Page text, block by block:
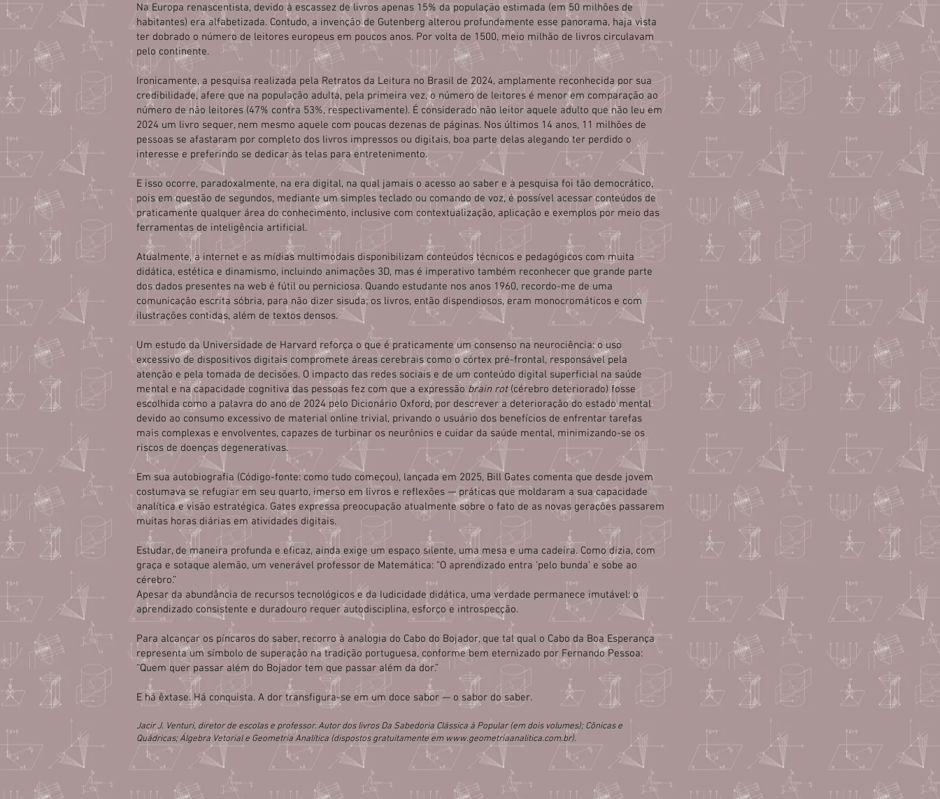
Na Europa renascentista, devido à escassez de livros apenas 15% da população estimada (em 50 milhões de
habitantes) era alfabetizada. Contudo, a invenção de Gutenberg alterou profundamente esse panorama, haja vista
ter dobrado o número de leitores europeus em poucos anos. Por volta de 1500, meio milhão de livros circulavam
pelo continente.
Ironicamente, a pesquisa realizada pela Retratos da Leitura no Brasil de 2024, amplamente reconhecida por sua
credibilidade, afere que na população adulta, pela primeira vez, o número de leitores é menor em comparação ao
número de não leitores (47% contra 53%, respectivamente). É considerado não leitor aquele adulto que não leu em
2024 um livro sequer, nem mesmo aquele com poucas dezenas de páginas. Nos últimos 14 anos, 11 milhões de
pessoas se afastaram por completo dos livros impressos ou digitais, boa parte delas alegando ter perdido o
interesse e preferindo se dedicar às telas para entretenimento.
E isso ocorre, paradoxalmente, na era digital, na qual jamais o acesso ao saber e à pesquisa foi tão democrático,
pois em questão de segundos, mediante um simples teclado ou comando de voz, é possível acessar conteúdos de
praticamente qualquer área do conhecimento, inclusive com contextualização, aplicação e exemplos por meio das
ferramentas de inteligência artificial.
Atualmente, a internet e as mídias multimodais disponibilizam conteúdos técnicos e pedagógicos com muita
didática, estética e dinamismo, incluindo animações 3D, mas é imperativo também reconhecer que grande parte
dos dados presentes na web é fútil ou perniciosa. Quando estudante nos anos 1960, recordo-me de uma
comunicação escrita sóbria, para não dizer sisuda; os livros, então dispendiosos, eram monocromáticos e com
ilustrações contidas, além de textos densos.
Um estudo da Universidade de Harvard reforça o que é praticamente um consenso na neurociência: o uso
excessivo de dispositivos digitais compromete áreas cerebrais como o córtex pré-frontal, responsável pela
atenção e pela tomada de decisões. O impacto das redes sociais e de um conteúdo digital superficial na saúde
mental e na capacidade cognitiva das pessoas fez com que a expressão brain rot(cérebro deteriorado) fosse
escolhida como a palavra do ano de 2024 pelo Dicionário Oxford, por descrever a deterioração do estado mental
devido ao consumo excessivo de material online trivial, privando o usuário dos benefícios de enfrentar tarefas
mais complexas e envolventes, capazes de turbinar os neurônios e cuidar da saúde mental, minimizando-se os
riscos de doenças degenerativas.
Em sua autobiografia (Código-fonte: como tudo começou), lançada em 2025, Bill Gates comenta que desde jovem
costumava se refugiar em seu quarto, imerso em livros e reflexões — práticas que moldaram a sua capacidade
analítica e visão estratégica. Gates expressa preocupação atualmente sobre o fato de as novas gerações passarem
muitas horas diárias em atividades digitais.
Estudar, de maneira profunda e eficaz, ainda exige um espaço silente, uma mesa e uma cadeira. Como dizia, com
graça e sotaque alemão, um venerável professor de Matemática: “O aprendizado entra ‘pelo bunda’ e sobe ao
cérebro.”
Apesar da abundância de recursos tecnológicos e da ludicidade didática, uma verdade permanece imutável: o
aprendizado consistente e duradouro requer autodisciplina, esforço e introspecção.
Para alcançar os píncaros do saber, recorro à analogia do Cabo do Bojador, que tal qual o Cabo da Boa Esperança
representa um símbolo de superação na tradição portuguesa, conforme bem eternizado por Fernando Pessoa:
“Quem quer passar além do Bojador tem que passar além da dor.”
E há êxtase. Há conquista. A dor transfigura-se em um doce sabor — o sabor do saber.
Jacir J. Venturi, diretor de escolas e professor. Autor dos livros Da Sabedoria Clássica à Popular (em dois volumes); Cônicas e
Quádricas; Álgebra Vetorial e Geometria Analítica (dispostos gratuitamente em www.geometriaanalitica.com.br).